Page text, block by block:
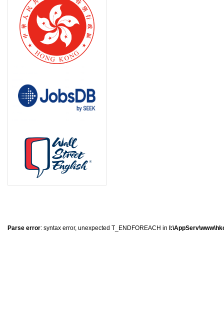
Parse error: syntax error, unexpected T_ENDFOREACH in